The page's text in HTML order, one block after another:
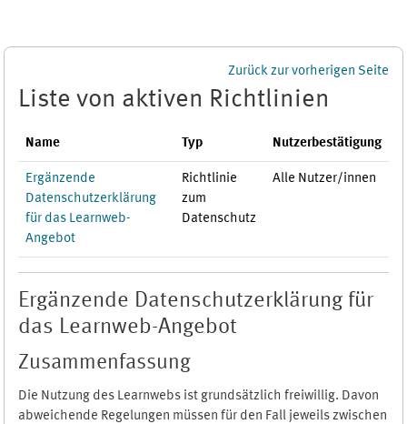
Zurück zur vorherigen Seite
Liste von aktiven Richtlinien
Name Typ Nutzerbestätigung
Ergänzende
Datenschutzerklärung
für das Learnweb-
Angebot
Richtlinie
zum
Datenschutz
Alle Nutzer/innen
Ergänzende Datenschutzerklärung für
das Learnweb-Angebot
Zusammenfassung
Die Nutzung des Learnwebs ist grundsätzlich freiwillig. Davon
abweichende Regelungen müssen für den Fall jeweils zwischen